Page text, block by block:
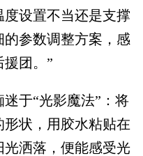
设置不当还是支撑
参数调整方案，感
团。”
于“光影魔法”：将
状，用胶水粘贴在
洒落，便能感受光